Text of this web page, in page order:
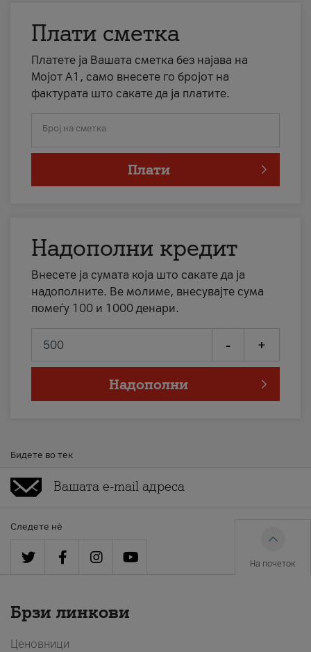
Плати сметка
Платете ја Вашата сметка без најава на
Мојот А1, само внесете го бројот на
фактурата што сакате да ја платите.
Број на сметка
Плати
Надополни кредит
Внесете ја сумата која што сакате да ја
надополните. Ве молиме, внесувајте сума
помеѓу 100 и 1000 денари.
- +
Надополни
Бидете во тек
Следете нè
На почеток
Брзи линкови
Ценовници